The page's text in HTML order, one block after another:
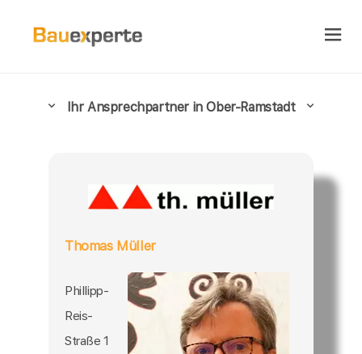
Ihr Ansprechpartner in Ober-Ramstadt
Thomas Müller
Phillipp-
Reis-
Straße 1